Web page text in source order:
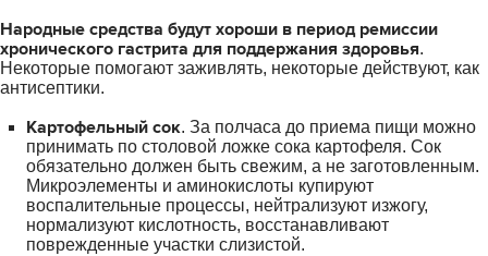
Народные средства будут хороши в период ремиссии
хронического гастрита для поддержания здоровья.
Некоторые помогают заживлять, некоторые действуют, как
антисептики.
Картофельный сок. За полчаса до приема пищи можно
принимать по столовой ложке сока картофеля. Сок
обязательно должен быть свежим, а не заготовленным.
Микроэлементы и аминокислоты купируют
воспалительные процессы, нейтрализуют изжогу,
нормализуют кислотность, восстанавливают
поврежденные участки слизистой.